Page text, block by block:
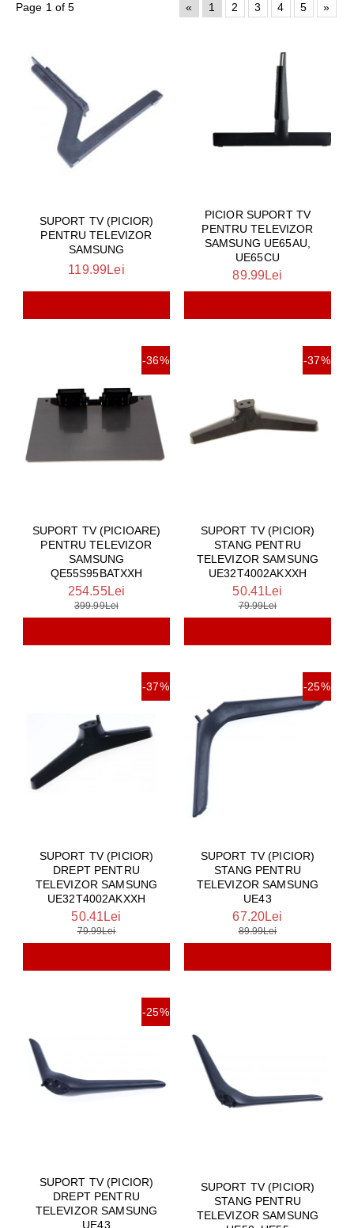
Page 1 of 5 « 1 2 3 4 5 »
SUPORT TV (PICIOR)
PENTRU TELEVIZOR
SAMSUNG
119.99Lei
PICIOR SUPORT TV
PENTRU TELEVIZOR
SAMSUNG UE65AU,
UE65CU
89.99Lei
-36%
SUPORT TV (PICIOARE)
PENTRU TELEVIZOR
SAMSUNG
QE55S95BATXXH
254.55Lei
399.99Lei
-37%
SUPORT TV (PICIOR)
STANG PENTRU
TELEVIZOR SAMSUNG
UE32T4002AKXXH
50.41Lei
79.99Lei
-37%
SUPORT TV (PICIOR)
DREPT PENTRU
TELEVIZOR SAMSUNG
UE32T4002AKXXH
50.41Lei
79.99Lei
-25%
SUPORT TV (PICIOR)
STANG PENTRU
TELEVIZOR SAMSUNG
UE43
67.20Lei
89.99Lei
-25%
SUPORT TV (PICIOR)
DREPT PENTRU
TELEVIZOR SAMSUNG
UE43
SUPORT TV (PICIOR)
STANG PENTRU
TELEVIZOR SAMSUNG